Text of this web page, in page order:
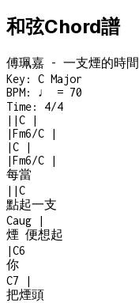
和弦Chord譜
傅珮嘉 - 一支煙的時間
Key: C Major
BPM: ♩ = 70
Time: 4/4
| |C
|
|Fm6/C
|
|C
|
|Fm6/C
|
每當
| |C
點起一支
Caug
|
煙 便想起
|C6
你
C7
|
把煙頭